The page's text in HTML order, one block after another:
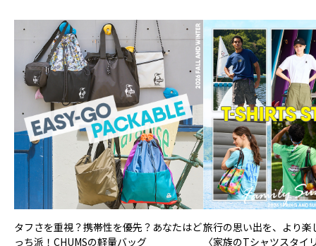
タフさを重視？携帯性を優先？あなたはど
っち派！CHUMSの軽量バッグ
旅行の思い出を、より楽
〈家族のTシャツスタイ